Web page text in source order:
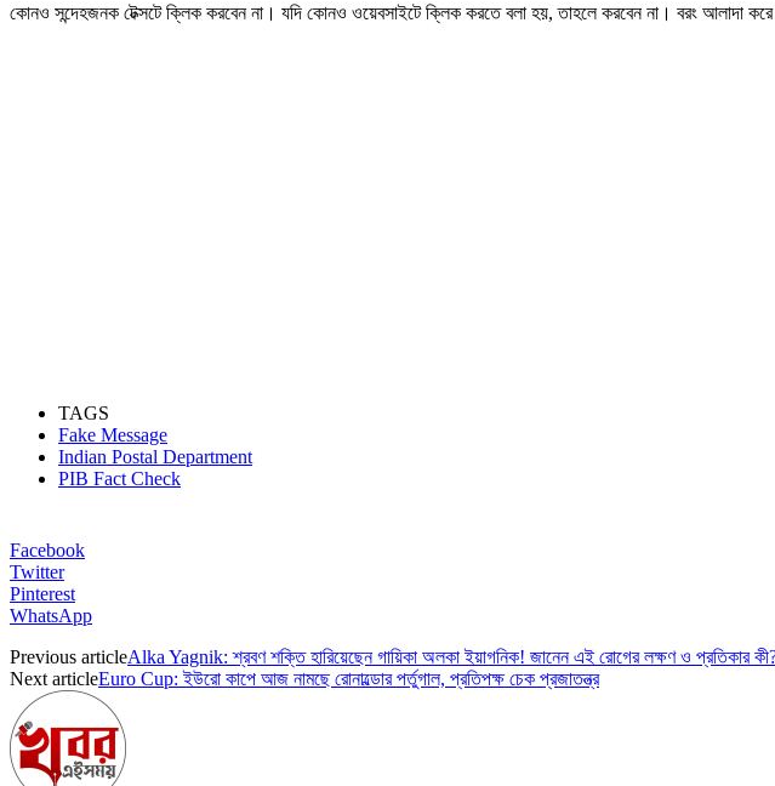
কোনও সন্দেহজনক টেক্সটে ক্লিক করবেন না। যদি কোনও ওয়েবসাইটে ক্লিক করতে বলা হয়, তাহলে করবেন না। বরং আলাদা করে
TAGS
Fake Message
Indian Postal Department
PIB Fact Check
Facebook
Twitter
Pinterest
WhatsApp
Previous articleAlka Yagnik: শ্রবণ শক্তি হারিয়েছেন গায়িকা অলকা ইয়াগনিক! জানেন এই রোগের লক্ষণ ও প্রতিকার
Next articleEuro Cup: ইউরো কাপে আজ নামছে রোনাল্ডোর পর্তুগাল, প্রতিপক্ষ চেক প্রজাতন্ত্র